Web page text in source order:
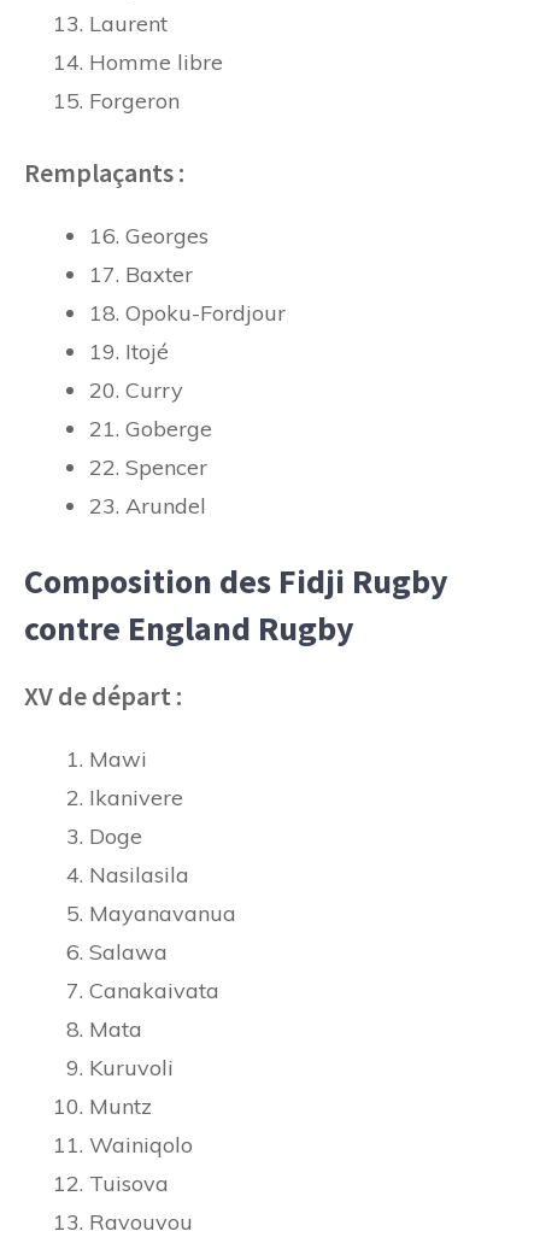
Laurent
Homme libre
Forgeron
Remplaçants :
16. Georges
17. Baxter
18. Opoku-Fordjour
19. Itojé
20. Curry
21. Goberge
22. Spencer
23. Arundel
Composition des Fidji Rugby
contre England Rugby
XV de départ :
Mawi
Ikanivere
Doge
Nasilasila
Mayanavanua
Salawa
Canakaivata
Mata
Kuruvoli
Muntz
Wainiqolo
Tuisova
Ravouvou